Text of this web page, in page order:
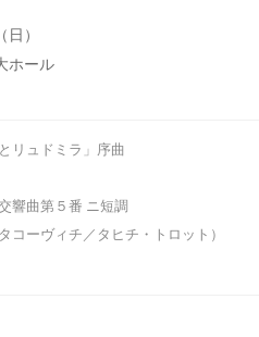
）
ホール
リュドミラ」序曲
響曲第５番 ニ短調
コーヴィチ／タヒチ・トロット）